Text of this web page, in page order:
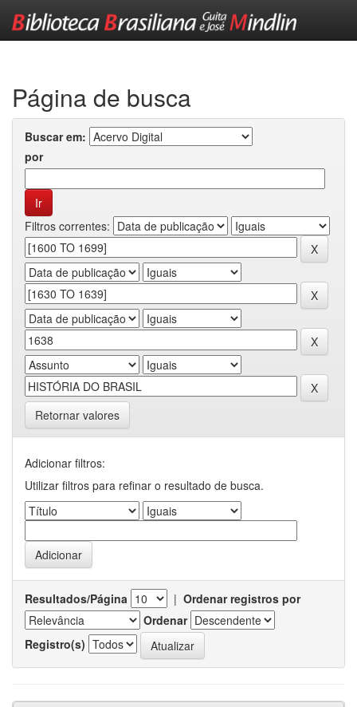
Página de busca
Buscar em:
por
Filtros correntes:
Retornar valores
Adicionar filtros:
Utilizar filtros para refinar o resultado de busca.
Resultados/Página | Ordenar registros por
Ordenar
Registro(s)